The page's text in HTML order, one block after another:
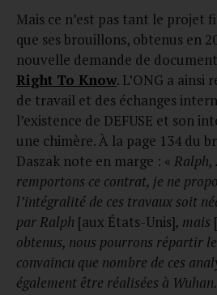
Mais ce n’est pas tant le projet
que ses brouillons, obtenus en
nouvelle demande de
Right To Know. L’ONG a ainsi
de travail et des échanges
l’existence de DEFUSE et son
une chimère. À la page 134 du
Daszak note en marge : « Ralph,
remportons ce contrat, je ne
l’intégralité de ces travaux soit
par Ralph [aux États-Unis], mais
obtenus, nous pourrons répartir
convaincu que nombre de ces
également être réalisées à